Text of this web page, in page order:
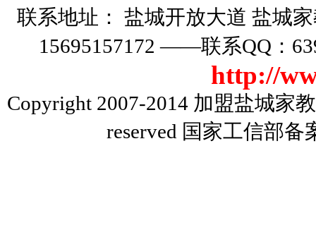
联系地址： 盐城开放大道 盐城
15695157172 ——联系QQ：
http://
Copyright 2007-2014 加盟盐城家
reserved 国家工信部备